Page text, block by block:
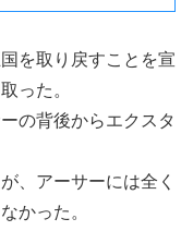
を取り戻すことを宣
った。
の背後からエクスタ
、アーサーには全く
かった。